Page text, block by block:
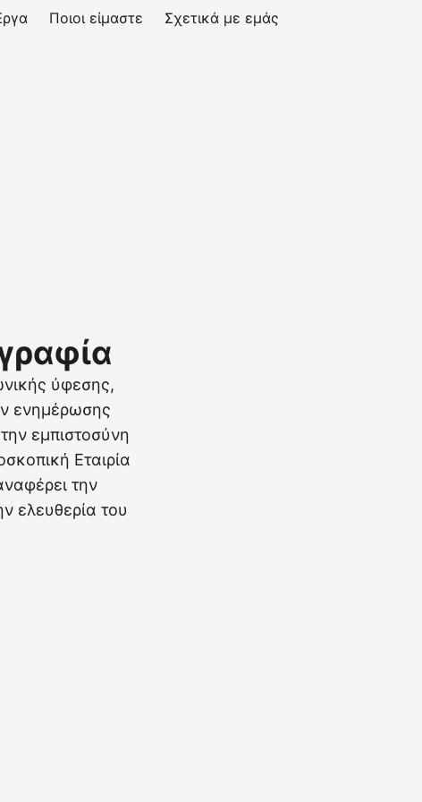
Ποιοι είμαστε Σχετικά με εμάς
ύφεσης,
ενημέρωσης
εμπιστοσύνη
Εταιρία
την
ελευθερία του